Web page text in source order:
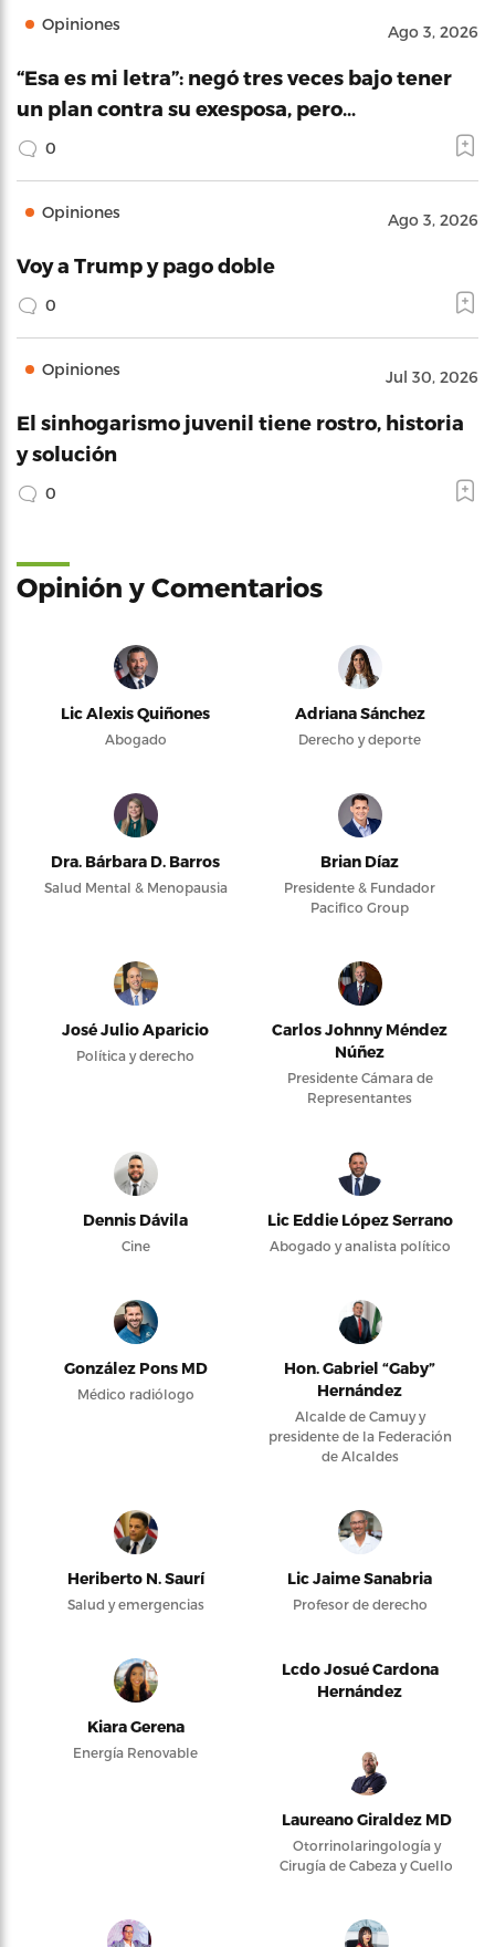
Opiniones Ago 3, 2026
“Esa es mi letra”: negó tres veces bajo tener
un plan contra su exesposa, pero…
0
Opiniones Ago 3, 2026
Voy a Trump y pago doble
0
Opiniones Jul 30, 2026
El sinhogarismo juvenil tiene rostro, historia
y solución
0
Opinión y Comentarios
Lic Alexis Quiñones
Abogado
Adriana Sánchez
Derecho y deporte
Dra. Bárbara D. Barros
Salud Mental & Menopausia
Brian Díaz
Presidente & Fundador
Pacifico Group
José Julio Aparicio
Política y derecho
Carlos Johnny Méndez
Núñez
Presidente Cámara de
Representantes
Dennis Dávila
Cine
Lic Eddie López Serrano
Abogado y analista político
González Pons MD
Médico radiólogo
Hon. Gabriel “Gaby”
Hernández
Alcalde de Camuy y
presidente de la Federación
de Alcaldes
Heriberto N. Saurí
Salud y emergencias
Lic Jaime Sanabria
Profesor de derecho
Kiara Gerena
Energía Renovable
Lcdo Josué Cardona
Hernández
Laureano Giraldez MD
Otorrinolaringología y
Cirugía de Cabeza y Cuello